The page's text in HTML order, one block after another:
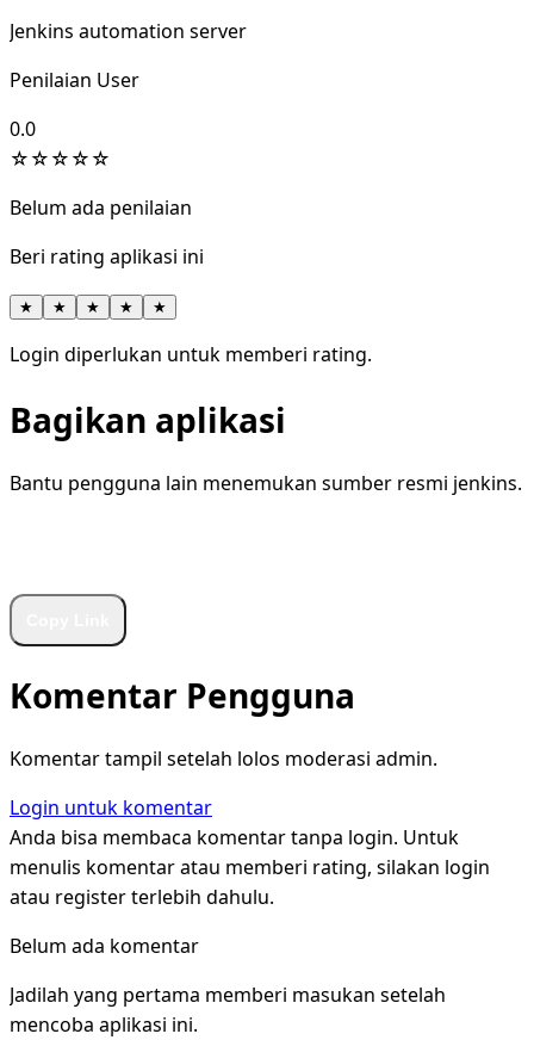
Jenkins automation server
Penilaian User
0.0
☆☆☆☆☆
Belum ada penilaian
Beri rating aplikasi ini
★ ★ ★ ★ ★
Login diperlukan untuk memberi rating.
Bagikan aplikasi
Bantu pengguna lain menemukan sumber resmi jenkins.
Komentar Pengguna
Komentar tampil setelah lolos moderasi admin.
Login untuk komentar
Anda bisa membaca komentar tanpa login. Untuk
menulis komentar atau memberi rating, silakan login
atau register terlebih dahulu.
Belum ada komentar
Jadilah yang pertama memberi masukan setelah
mencoba aplikasi ini.